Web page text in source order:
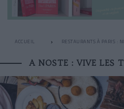
ACCUEIL RESTAURANTS À PARIS :
A NOSTE : VIVE LES